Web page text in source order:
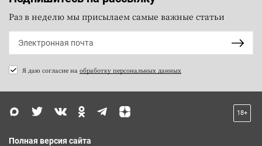
Раз в неделю мы присылаем самые важные статьи
Я даю согласие на обработку персональных данных
18+
Полная версия сайта